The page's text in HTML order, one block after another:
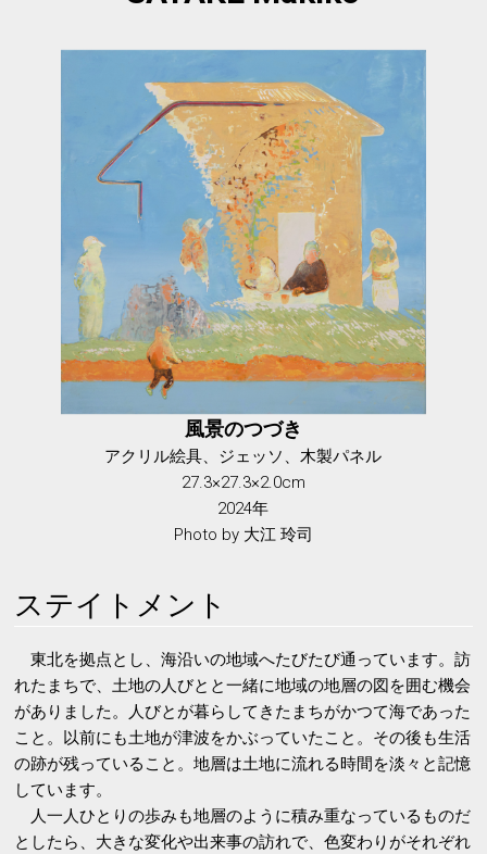
風景のつづき
アクリル絵具、ジェッソ、木製パネル
27.3×27.3×2.0cm
2024年
Photo by 大江 玲司
ステイトメント
東北を拠点とし、海沿いの地域へたびたび通っています。訪
れたまちで、土地の人びとと一緒に地域の地層の図を囲む機会
がありました。人びとが暮らしてきたまちがかつて海であった
こと。以前にも土地が津波をかぶっていたこと。その後も生活
の跡が残っていること。地層は土地に流れる時間を淡々と記憶
しています。
人一人ひとりの歩みも地層のように積み重なっているものだ
としたら、大きな変化や出来事の訪れで、色変わりがそれぞれ